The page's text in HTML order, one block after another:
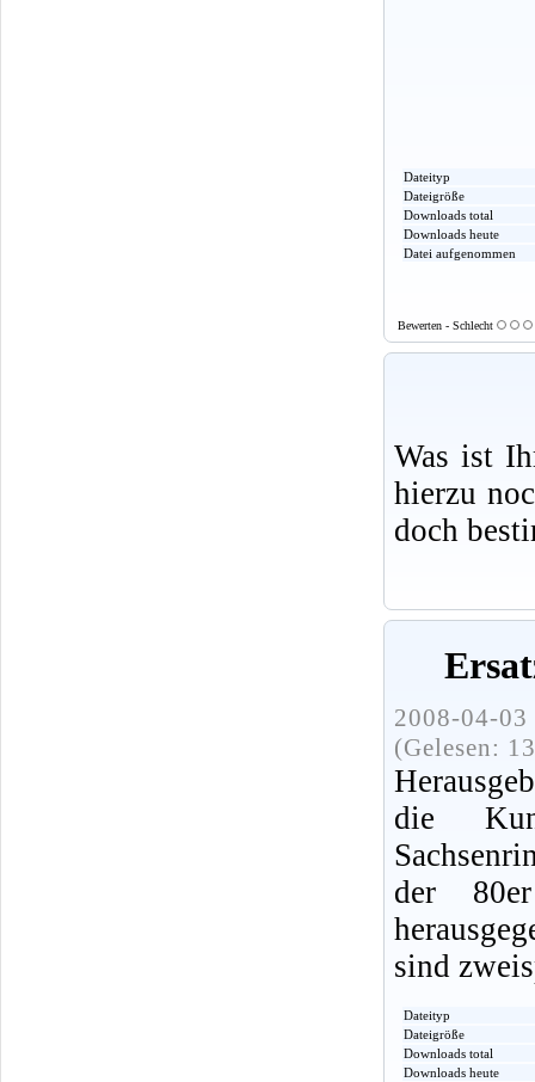
Dateityp
Dateigröße
Downloads total
Downloads heute
Datei aufgenommen
Bewerten - Schlecht
Was ist
hierzu
doch
2008-04-
(Gelesen:
die
der
sind
Dateityp
Dateigröße
Downloads total
Downloads heute